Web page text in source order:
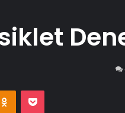
Odnoklassniki
Pocket